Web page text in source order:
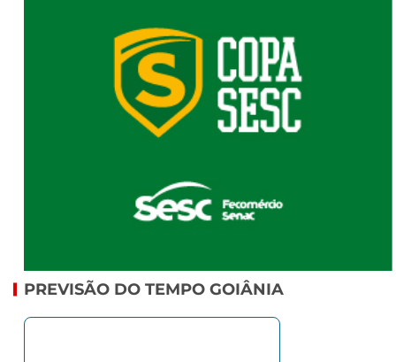
PREVISÃO DO TEMPO GOIÂNIA